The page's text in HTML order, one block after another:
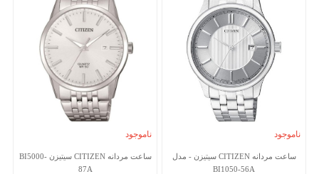
ناموجود
ساعت مردانه CITIZEN سیتیزن - مدل
BI1050-56A
ناموجود
ساعت مردانه CITIZEN سیتیزن BI5000-
87A